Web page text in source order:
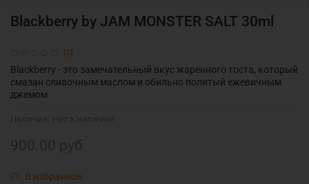
(0)
Blackberry by JAM MONSTER SALT 30ml
В избранное
Blackberry - это замечательный вкус жаренного тоста, который
смазан сливочным маслом и обильно политый ежевичным
джемом